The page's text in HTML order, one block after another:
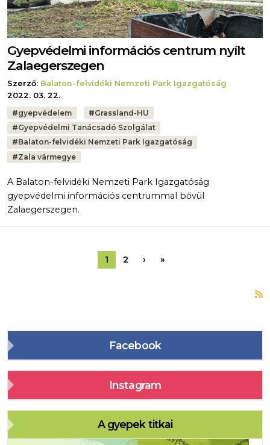
Gyepvédelmi információs centrum nyílt
Zalaegerszegen
Szerző: Balaton-felvidéki Nemzeti Park Igazgatóság
2022. 03. 22.
Tags:
#gyepvédelem #Grassland-HU
#Gyepvédelmi Tanácsadó Szolgálat
#Balaton-felvidéki Nemzeti Park Igazgatóság
#Zala vármegye
A Balaton-felvidéki Nemzeti Park Igazgatóság
gyepvédelmi információs centrummal bővül
Zalaegerszegen.
1 2 › Következő oldal
»
Facebook
Instagram
A gyepek titkai